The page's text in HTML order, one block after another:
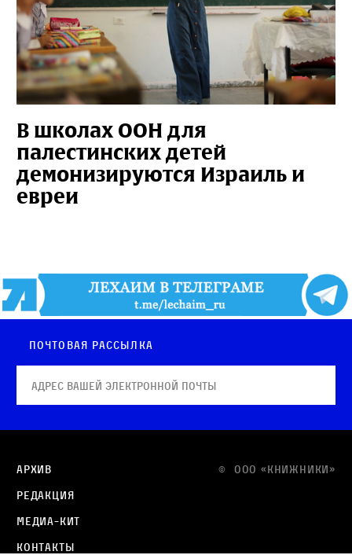
В школах ООН для
палестинских детей
демонизируются Израиль и
евреи
Почтовая рассылка
© OOO «КНИЖНИКИ»
Архив
Редакция
Медиа-кит
Контакты